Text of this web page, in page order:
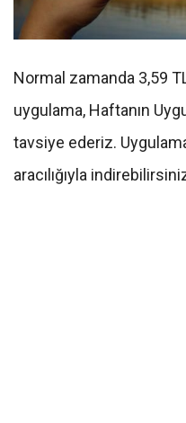
Normal zamanda 3,59
uygulama, Haftanın
tavsiye ederiz.
aracılığıyla